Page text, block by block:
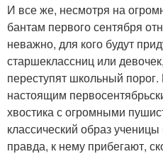
И все же, несмотря на
бантам первого сентября
неважно, для кого будут
старшеклассниц или
переступят школьный
настоящим
хвостика с огромными
классический образ
правда, к нему прибегают,